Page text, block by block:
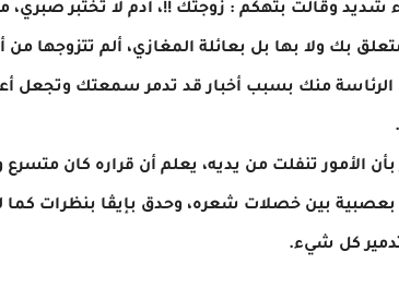
شديد وقالت بتهكم : زوجتك !!، آدم لا تختبر صبري،
بك ولا بها بل بعائلة المغازي، ألم تتزوجها من
منك بسبب أخبار قد تدمر سمعتك وتجعل
الأمور تنفلت من يديه، يعلم أن قراره كان متسرع
بعصبية بين خصلات شعره، وحدق بإيڤا بنظرات كما
كل شيء.